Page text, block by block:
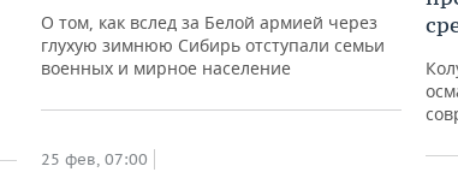
О том, как вслед за Белой армией через
глухую зимнюю Сибирь отступали семьи
военных и мирное население
25 фев, 07:00